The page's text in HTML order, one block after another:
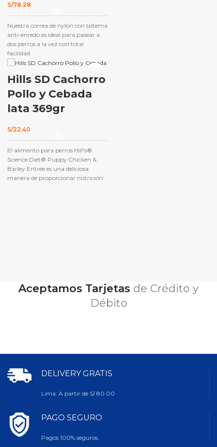
S/78.28
Nuestra correa de nylon con sistema
anti-enredo es ideal para pasear a
dos perros a la vez con total
facilidad.
Hills SD Cachorro
Pollo y Cebada
lata 369gr
S/22.40
El alimento para perros Hill's®
Science Diet® Puppy Chicken &
Barley Entrée es una deliciosa
manera de proporcionar nutrición
Aceptamos Tarjetas de Crédito y
Débito
DELIVERY GRATIS
Lima: A partir de S/ 80.00
PAGO SEGURO
Pagos 100% seguros.